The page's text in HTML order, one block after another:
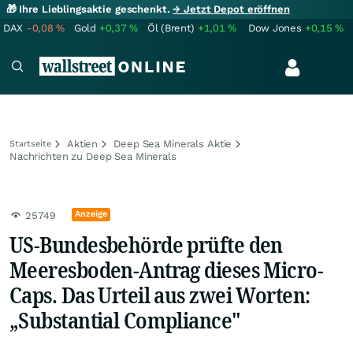
🎁 Ihre Lieblingsaktie geschenkt.→ Jetzt Depot eröffnen
DAX -0,08% Gold +0,37% Öl (Brent) +1,01% Dow Jones +0,15%
Startseite Aktien
Deep Sea Minerals Aktie
Nachrichten zu Deep Sea Minerals
25749 Anzeige
US-Bundesbehörde prüfte den
Meeresboden-Antrag dieses Micro-
Caps. Das Urteil aus zwei Worten:
„Substantial Compliance"